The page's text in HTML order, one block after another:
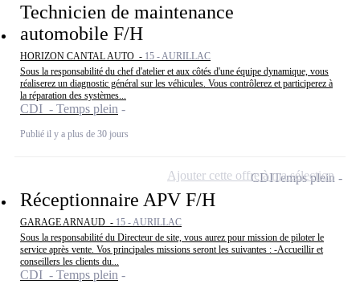
Technicien de maintenance
automobile F/H
HORIZON CANTAL AUTO - 15 - AURILLAC
Sous la responsabilité du chef d'atelier et aux côtés d'une équipe dynamique, vous
réaliserez un diagnostic général sur les véhicules. Vous contrôlerez et participerez à
la réparation des systèmes...
CDI - Temps plein
Publié il y a plus de 30 jours
Réceptionnaire APV F/H
GARAGE ARNAUD - 15 - AURILLAC
Sous la responsabilité du Directeur de site, vous aurez pour mission de piloter le
service après vente. Vos principales missions seront les suivantes : -Accueillir et
conseillers les clients du...
CDI - Temps plein
CDITemps plein
Ajouter cette offre à ma sélection